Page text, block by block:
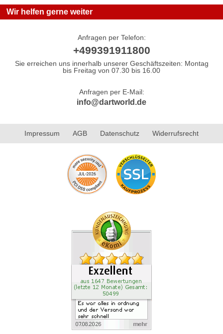
Wir helfen gerne weiter
Anfragen per Telefon:
+499391911800
Sie erreichen uns innerhalb unserer Geschäftszeiten: Montag
bis Freitag von 07.30 bis 16.00
Anfragen per E-Mail:
info@dartworld.de
Impressum AGB Datenschutz Widerrufsrecht